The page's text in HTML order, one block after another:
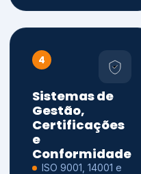
4
Sistemas de
Gestão,
Certificações
e
Conformidade
ISO 9001, 14001 e